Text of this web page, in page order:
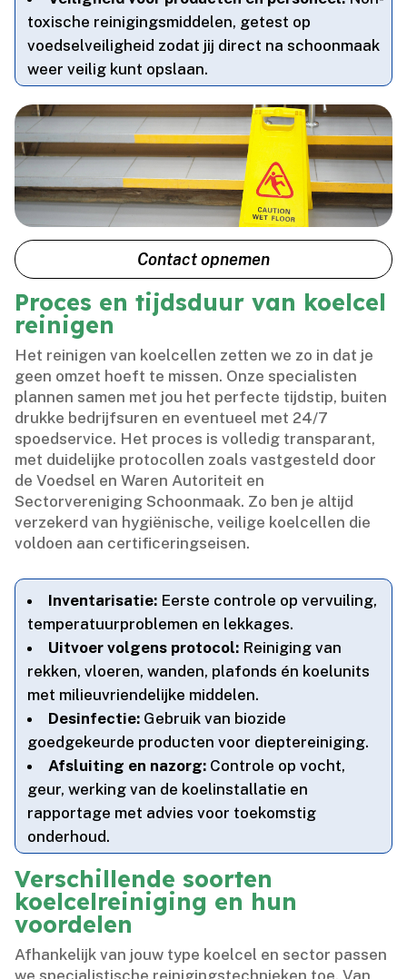
toxische reinigingsmiddelen, getest op
voedselveiligheid zodat jij direct na schoonmaak
weer veilig kunt opslaan.​
Contact opnemen
Proces en tijdsduur van koelcel
reinigen
Het reinigen van koelcellen zetten we zo in dat je
geen omzet hoeft te missen.​ Onze specialisten
plannen samen met jou het perfecte tijdstip, buiten
drukke bedrijfsuren en eventueel met 24/7
spoedservice.​ Het proces is volledig transparant,
met duidelijke protocollen zoals vastgesteld door
de Voedsel en Waren Autoriteit en
Sectorvereniging Schoonmaak.​ Zo ben je altijd
verzekerd van hygiënische, veilige koelcellen die
voldoen aan certificeringseisen.​
Inventarisatie: Eerste controle op vervuiling,
temperatuurproblemen en lekkages.​
Uitvoer volgens protocol: Reiniging van
rekken, vloeren, wanden, plafonds én koelunits
met milieuvriendelijke middelen.​
Desinfectie: Gebruik van biozide
goedgekeurde producten voor dieptereiniging.​
Afsluiting en nazorg: Controle op vocht,
geur, werking van de koelinstallatie en
rapportage met advies voor toekomstig
onderhoud.​
Verschillende soorten
koelcelreiniging en hun
voordelen
Afhankelijk van jouw type koelcel en sector passen